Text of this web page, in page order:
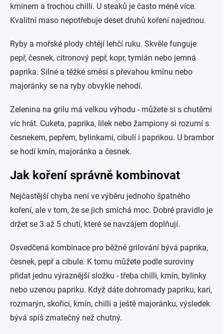
kmínem a trochou chilli. U steaků je často méně více.
Kvalitní maso nepotřebuje deset druhů koření najednou.
Ryby a mořské plody chtějí lehčí ruku. Skvěle funguje
pepř, česnek, citronový pepř, kopr, tymián nebo jemná
paprika. Silné a těžké směsi s převahou kmínu nebo
majoránky se na ryby obvykle nehodí.
Zelenina na grilu má velkou výhodu - můžete si s chutěmi
víc hrát. Cuketa, paprika, lilek nebo žampiony si rozumí s
česnekem, pepřem, bylinkami, cibulí i paprikou. U brambor
se hodí kmín, majoránka a česnek.
Jak koření správně kombinovat
Nejčastější chyba není ve výběru jednoho špatného
koření, ale v tom, že se jich smíchá moc. Dobré pravidlo je
držet se 3 až 5 chutí, které se navzájem doplňují.
Osvedčená kombinace pro běžné grilování bývá paprika,
česnek, pepř a cibule. K tomu můžete podle suroviny
přidat jednu výraznější složku - třeba chilli, kmín, bylinky
nebo uzenou papriku. Když dáte dohromady papriku, kari,
rozmarýn, skořici, kmín, chilli a ještě majoránku, výsledek
bývá spíš zmatečný než chutný.